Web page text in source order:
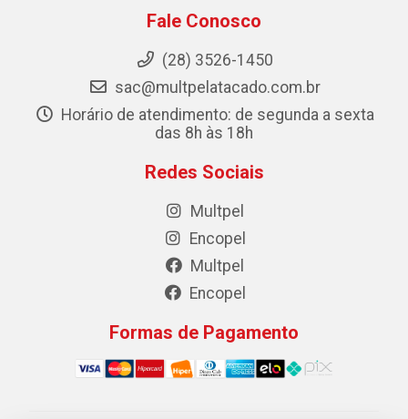
Fale Conosco
(28) 3526-1450
sac@multpelatacado.com.br
Horário de atendimento: de segunda a sexta
das 8h às 18h
Redes Sociais
Multpel
Encopel
Multpel
Encopel
Formas de Pagamento